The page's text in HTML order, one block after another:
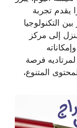
يقدم تجربة
التكنولوجيا
إلى مركز
فرصة
المتنوع،